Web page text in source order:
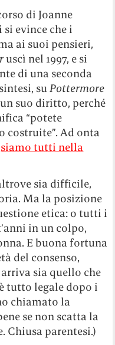
di Joanne
si evince che i
ai suoi pensieri,
uscì nel 1997, e si
di una seconda
suPottermore
un suo diritto, perché
“potete
costruite”. Ad onta
siamo tutti nella
sia difficile,
Ma la posizione
etica: o tutti i
in un colpo,
E buona fortuna
del consenso,
sia quello che
tutto legale dopo i
chiamato la
se non scatta la
Chiusa parentesi.)